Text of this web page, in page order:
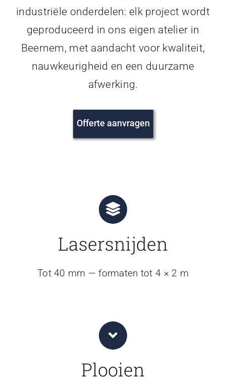
industriële onderdelen: elk project wordt
geproduceerd in ons eigen atelier in
Beernem, met aandacht voor kwaliteit,
nauwkeurigheid en een duurzame
afwerking.
Offerte aanvragen
Lasersnijden
Tot 40 mm — formaten tot 4 × 2 m
Plooien